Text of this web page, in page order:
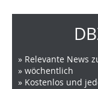
» Relevante News
» wöchentlich
» Kostenlos und